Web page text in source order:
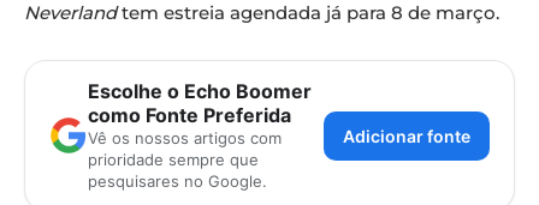
Neverlandtem estreia agendada já para 8 de março.
Escolhe o Echo Boomer
como Fonte Preferida
Vê os nossos artigos com
prioridade sempre que
pesquisares no Google.
Adicionar fonte